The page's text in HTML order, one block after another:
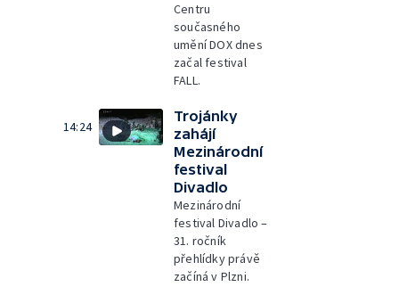
Centru
současného
umění DOX dnes
začal festival
FALL.
14:24
Trojánky
zahájí
Mezinárodní
festival
Divadlo
Mezinárodní
festival Divadlo –
31. ročník
přehlídky právě
začíná v Plzni.